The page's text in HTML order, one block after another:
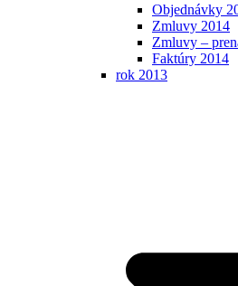
Objednávky
Zmluvy 2014
Zmluvy –
Faktúry 2014
rok 2013